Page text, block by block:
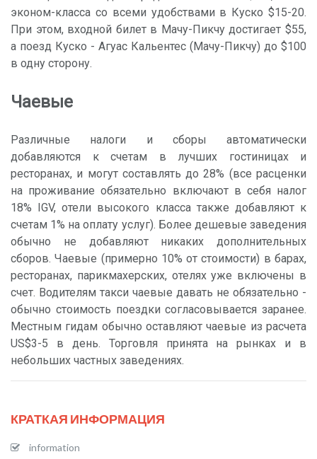
эконом-класса со всеми удобствами в Куско $15-20.
При этом, входной билет в Мачу-Пикчу достигает $55,
а поезд Куско - Агуас Кальентес (Мачу-Пикчу) до $100
в одну сторону.
Чаевые
Различные налоги и сборы автоматически
добавляются к счетам в лучших гостиницах и
ресторанах, и могут составлять до 28% (все расценки
на проживание обязательно включают в себя налог
18% IGV, отели высокого класса также добавляют к
счетам 1% на оплату услуг). Более дешевые заведения
обычно не добавляют никаких дополнительных
сборов. Чаевые (примерно 10% от стоимости) в барах,
ресторанах, парикмахерских, отелях уже включены в
счет. Водителям такси чаевые давать не обязательно -
обычно стоимость поездки согласовывается заранее.
Местным гидам обычно оставляют чаевые из расчета
US$3-5 в день. Торговля принята на рынках и в
небольших частных заведениях.
КРАТКАЯ ИНФОРМАЦИЯ
information